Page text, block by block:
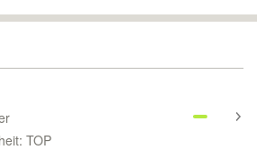
TOP